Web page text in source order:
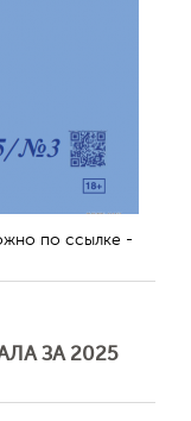
по ссылке -
ЗА 2025
Обратная